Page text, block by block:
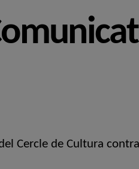
Cercle de Cultura